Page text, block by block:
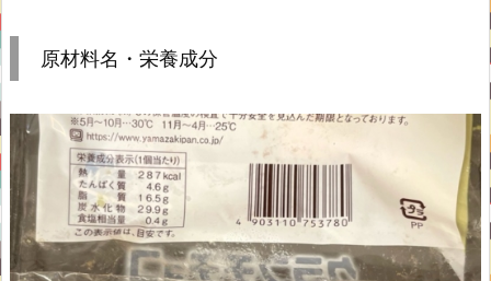
原材料名・栄養成分